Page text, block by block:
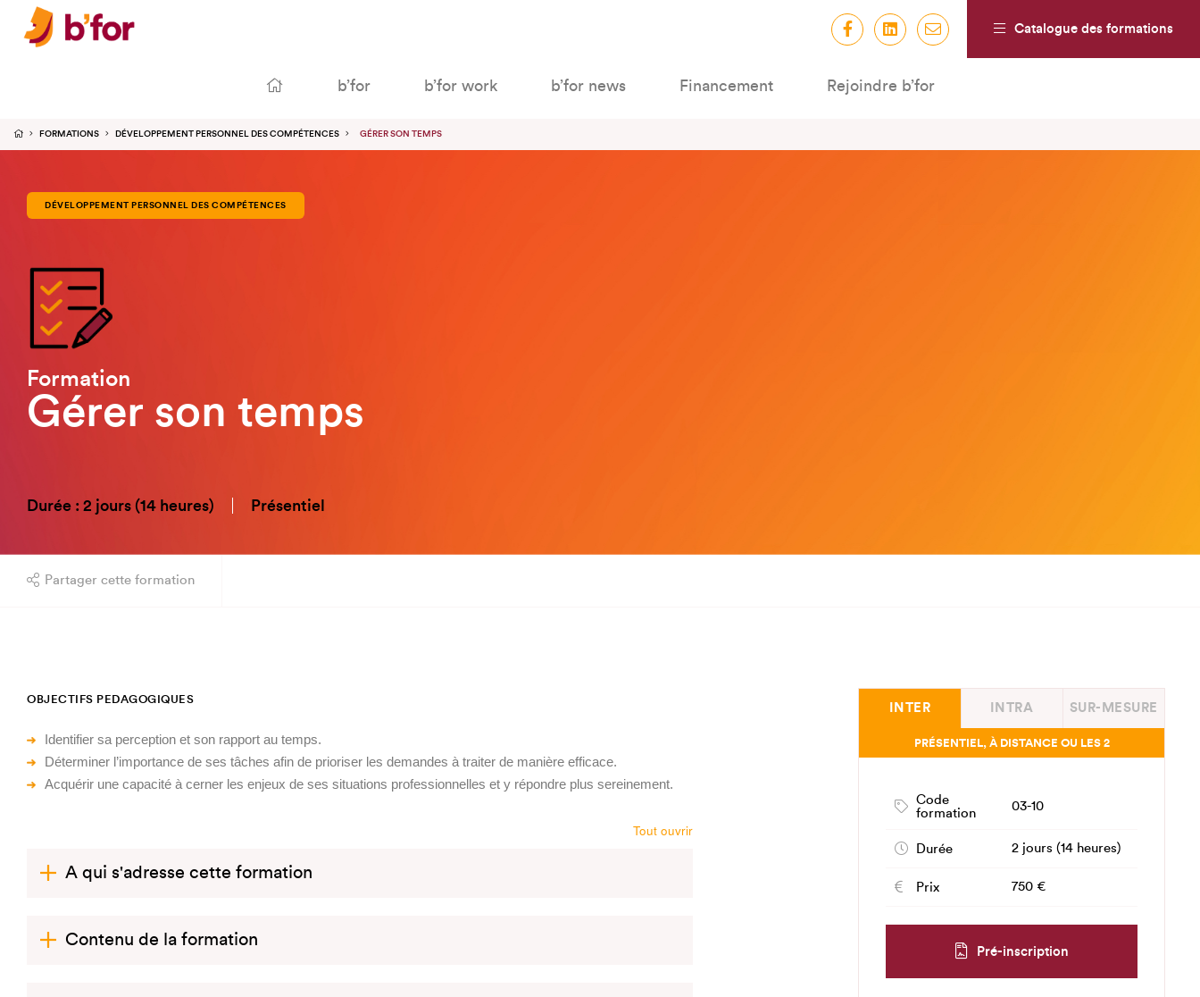
Catalogue des formations
b’for b’for work b’for news Financement Rejoindre b’for
FORMATIONS DÉVELOPPEMENT PERSONNEL DES COMPÉTENCES GÉRER SON TEMPS
DÉVELOPPEMENT PERSONNEL DES COMPÉTENCES
Formation
Gérer son temps
Durée : 2 jours (14 heures) Présentiel
Partager cette formation
OBJECTIFS PEDAGOGIQUES
Identifier sa perception et son rapport au temps.
Déterminer l’importance de ses tâches afin de prioriser les demandes à traiter de manière efficace.
Acquérir une capacité à cerner les enjeux de ses situations professionnelles et y répondre plus sereinement.
Tout ouvrir
A qui s'adresse cette formation
Contenu de la formation
INTER INTRA SUR-MESURE
PRÉSENTIEL, À DISTANCE OU LES 2
Code
formation
03-10
Durée 2 jours (14 heures)
Prix 750 €
Pré-inscription